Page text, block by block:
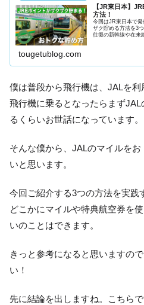
【JR東日本】
方法！
今回はJR東日本で
ザク貯める方法を3
往復の新幹線や在来
tougetublog.com
僕は普段から飛行機は、JALを
飛行機に乗るとなったらまず
るくらいお世話になっています。
そんな僕から、JALのマイルを
いと思います。
今回ご紹介する3つの方法を実践
どこかにマイルや特典航空券を
いのことはできます。
きっと参考になると思いますの
い！
先に結論を出しますね。こちらで